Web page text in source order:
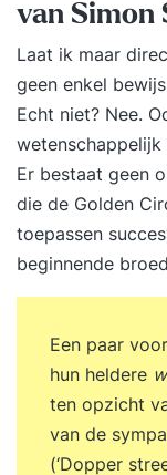
van Simon
Laat ik maar
geen enkel
Echt niet? Nee.
Er bestaat geen
die de Golden
toepassen
beginnende
Een paar
hun heldere
ten opzicht
van de
(‘Dopper